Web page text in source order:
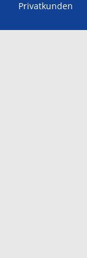
Privatkunden